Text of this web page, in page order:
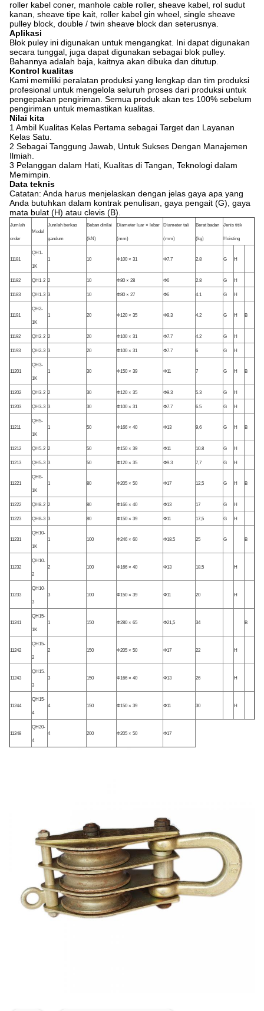
roller kabel coner, manhole cable roller, sheave kabel, rol sudut
kanan, sheave tipe kait, roller kabel gin wheel, single sheave
pulley block, double / twin sheave block dan seterusnya.
Aplikasi
Blok puley ini digunakan untuk mengangkat. Ini dapat digunakan
secara tunggal, juga dapat digunakan sebagai blok pulley.
Bahannya adalah baja, kaitnya akan dibuka dan ditutup.
Kontrol kualitas
Kami memiliki peralatan produksi yang lengkap dan tim produksi
profesional untuk mengelola seluruh proses dari produksi untuk
pengepakan pengiriman. Semua produk akan tes 100% sebelum
pengiriman untuk memastikan kualitas.
Nilai kita
1 Ambil Kualitas Kelas Pertama sebagai Target dan Layanan
Kelas Satu.
2 Sebagai Tanggung Jawab, Untuk Sukses Dengan Manajemen
Ilmiah.
3 Pelanggan dalam Hati, Kualitas di Tangan, Teknologi dalam
Memimpin.
Data teknis
Catatan: Anda harus menjelaskan dengan jelas gaya apa yang
Anda butuhkan dalam kontrak penulisan, gaya pengait (G), gaya
mata bulat (H) atau clevis (B).
Jumlah
order
Model
Jumlah berkas
gandum
Beban dinilai
(kN)
Diameter luar × lebar
(mm)
Diameter tali
(mm)
Berat badan
(kg)
Jenis titik
Hoisting
11181
QH1-
1K
1 10 Φ100 × 31 Φ7.7 2.8 G H
11182 QH1-2 2 10 Φ80 × 28 Φ6 2.8 G H
11183 QH1-3 3 10 Φ80 × 27 Φ6 4.1 G H
11191
QH2-
1K
1 20 Φ120 × 35 Φ9.3 4.2 G H B
11192 QH2-2 2 20 Φ100 × 31 Φ7.7 4.2 G H
11193 QH2-3 3 20 Φ100 × 31 Φ7.7 6 G H
11201
QH3-
1K
1 30 Φ150 × 39 Φ11 7 G H B
11202 QH3-2 2 30 Φ120 × 35 Φ9.3 5.3 G H
11203 QH3-3 3 30 Φ100 × 31 Φ7.7 6.5 G H
11211
QH5-
1K
1 50 Φ166 × 40 Φ13 9,6 G H B
11212 QH5-2 2 50 Φ150 × 39 Φ11 10.8 G H
11213 QH5-3 3 50 Φ120 × 35 Φ9.3 7,7 G H
11221
QH8-
1K
1 80 Φ205 × 50 Φ17 12,5 G H B
11222 QH8-2 2 80 Φ166 × 40 Φ13 17 G H
11223 QH8-3 3 80 Φ150 × 39 Φ11 17,5 G H
11231
QH10-
1K
1 100 Φ246 × 60 Φ18.5 25 G B
11232
QH10-
2
2 100 Φ166 × 40 Φ13 18,5 H
11233
QH10-
3
3 100 Φ150 × 39 Φ11 20 H
11241
QH15-
1K
1 150 Φ280 × 65 Φ21,5 34 B
11242
QH15-
2
2 150 Φ205 × 50 Φ17 22 H
11243
QH15-
3
3 150 Φ166 × 40 Φ13 26 H
11244
QH15-
4
4 150 Φ150 × 39 Φ11 30 H
11248
QH20-
4
4 200 Φ205 × 50 Φ17